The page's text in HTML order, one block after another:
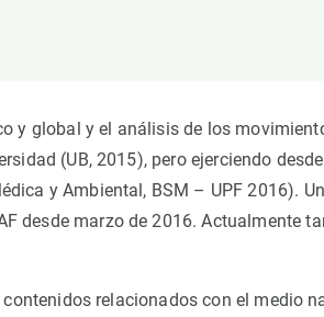
y global y el análisis de los
(UB, 2015), pero ejerciendo
y Ambiental, BSM – UPF 2016).
desde marzo de 2016. Actualmente
relacionados con el medio